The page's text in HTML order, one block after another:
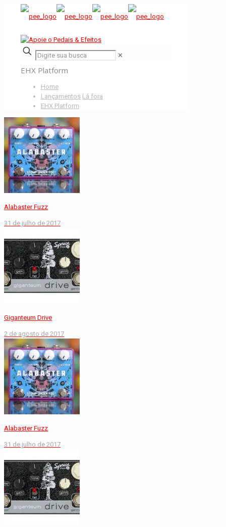
✕
EHX Platform
Home
Lançamentos Lá fora
EHX Platform
Alabaster Fuzz
31 de julho de 2017
Giganteum Drive
2 de agosto de 2017
Alabaster Fuzz
31 de julho de 2017